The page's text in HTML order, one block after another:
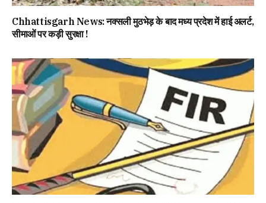
Chhattisgarh News: नक्सली मुठभेड़ के बाद मध्य प्रदेश में हाई अलर्ट,
सीमाओं पर कड़ी सुरक्षा !